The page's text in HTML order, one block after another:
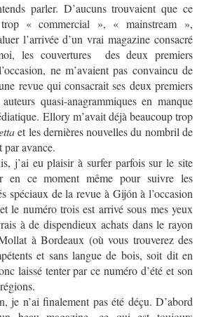
parler. D’aucuns trouvaient que ce
« commercial », « mainstream »,
l’arrivée d’un vrai magazine consacré
les couvertures des deux premiers
ne m’avaient pas convaincu de
revue qui consacrait ses deux premiers
quasi-anagrammiques en manque
Ellory m’avait déjà beaucoup trop
et les dernières nouvelles du nombril de
avance.
à surfer parfois sur le site
en ce moment même pour suivre les
spéciaux de la revue à Gijón à l’occasion
le numéro trois est arrivé sous mes yeux
à de dispendieux achats dans le rayon
à Bordeaux (où vous trouverez des
et sans langue de bois, soit dit en
laissé tenter par ce numéro d’été et son
pas été déçu. D’abord